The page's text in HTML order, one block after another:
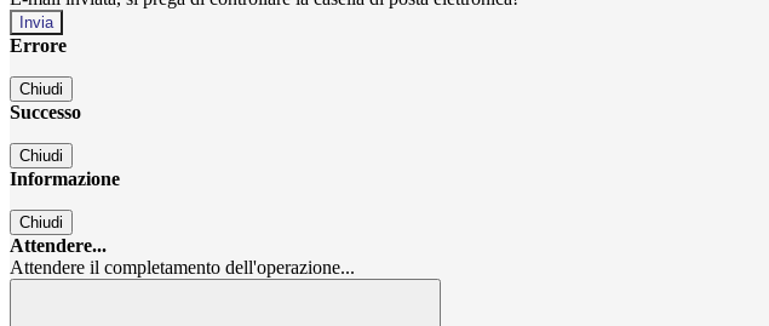
Errore
Chiudi
Successo
Chiudi
Informazione
Chiudi
Attendere...
Attendere il completamento dell'operazione...